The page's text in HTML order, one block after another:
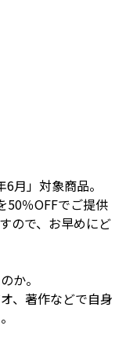
月」対象商品。
50％OFFでご提供
ので、お早めにど
か。
、著作などで自身